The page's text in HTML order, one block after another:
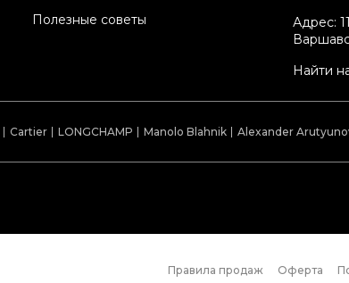
Полезные советы
Адрес:
Найти
Cartier LONGCHAMP Manolo Blahnik Alexander
Правила продаж Оферта